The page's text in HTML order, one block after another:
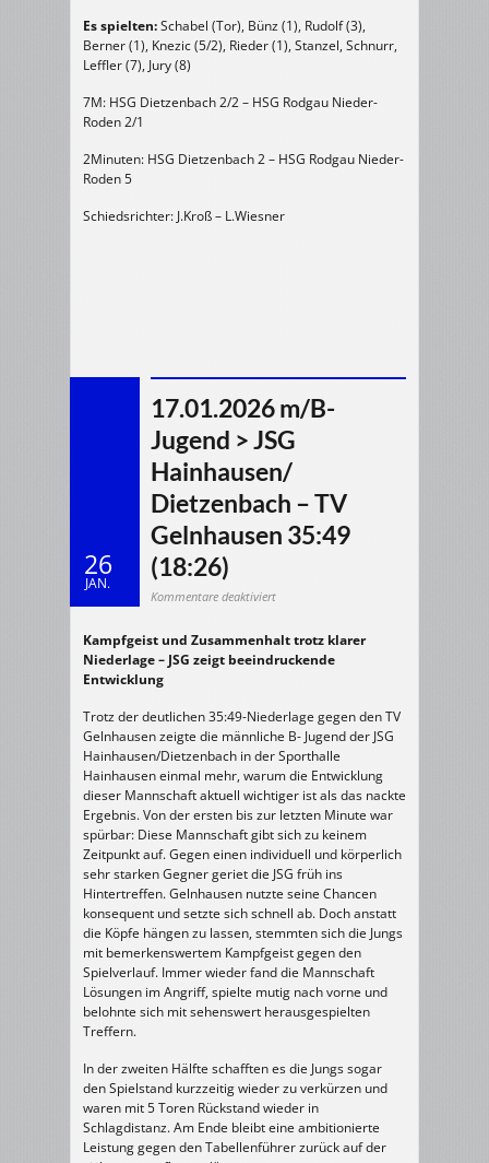
Es spielten:Schabel (Tor), Bünz (1), Rudolf (3),
Berner (1), Knezic (5/2), Rieder (1), Stanzel, Schnurr,
Leffler (7), Jury (8)
7M: HSG Dietzenbach 2/2 – HSG Rodgau Nieder-
Roden 2/1
2Minuten: HSG Dietzenbach 2 – HSG Rodgau Nieder-
Roden 5
Schiedsrichter: J.Kroß – L.Wiesner
26
JAN.
17.01.2026 m/B-
Jugend > JSG
Hainhausen/
Dietzenbach – TV
Gelnhausen 35:49
(18:26)
Kommentare deaktiviertfür
>
JSG
Hainhausen/
35:49
(18:26)
Kampfgeist und Zusammenhalt trotz klarer
Niederlage – JSG zeigt beeindruckende
Entwicklung
Trotz der deutlichen 35:49-Niederlage gegen den TV
Gelnhausen zeigte die männliche B- Jugend der JSG
Hainhausen/Dietzenbach in der Sporthalle
Hainhausen einmal mehr, warum die Entwicklung
dieser Mannschaft aktuell wichtiger ist als das nackte
Ergebnis. Von der ersten bis zur letzten Minute war
spürbar: Diese Mannschaft gibt sich zu keinem
Zeitpunkt auf. Gegen einen individuell und körperlich
sehr starken Gegner geriet die JSG früh ins
Hintertreffen. Gelnhausen nutzte seine Chancen
konsequent und setzte sich schnell ab. Doch anstatt
die Köpfe hängen zu lassen, stemmten sich die Jungs
mit bemerkenswertem Kampfgeist gegen den
Spielverlauf. Immer wieder fand die Mannschaft
Lösungen im Angriff, spielte mutig nach vorne und
belohnte sich mit sehenswert herausgespielten
Treffern.
In der zweiten Hälfte schafften es die Jungs sogar
den Spielstand kurzzeitig wieder zu verkürzen und
waren mit 5 Toren Rückstand wieder in
Schlagdistanz. Am Ende bleibt eine ambitionierte
Leistung gegen den Tabellenführer zurück auf der